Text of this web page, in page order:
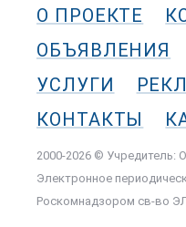
О ПРОЕКТЕ
ОБЪЯВЛЕНИЯ
УСЛУГИ
КОНТАКТЫ
2000-2026 ©
Электронное
Роскомнадзором cв-во